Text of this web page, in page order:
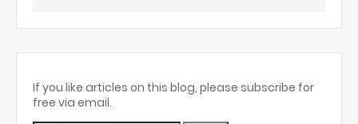
If you like articles on this blog, please subscribe for
free via email.